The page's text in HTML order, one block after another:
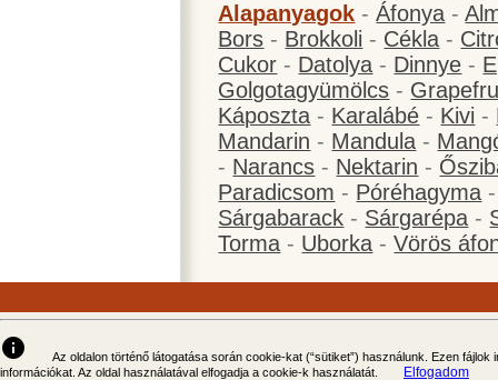
Alapanyagok -Áfonya -
Bors - Brokkoli - Cékla -
Cukor - Datolya - Dinnye -
Golgotagyümölcs -
Káposzta - Karalábé - Kivi -
Mandarin - Mandula -
- Narancs - Nektarin -
Paradicsom - Póréhagyma
Sárgabarack - Sárgarépa -
Torma - Uborka -Vörös
info
Az oldalon történő látogatása során cookie-kat (“sütiket”) használunk. Ezen
információkat. Az oldal használatával elfogadja a cookie-k használatát.
Elfogadom